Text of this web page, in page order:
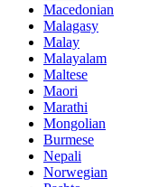
Macedonian
Malagasy
Malay
Malayalam
Maltese
Maori
Marathi
Mongolian
Burmese
Nepali
Norwegian